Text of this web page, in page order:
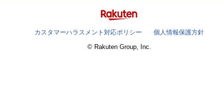
カスタマーハラスメント対応ポリシー
個人情報保護方針
© Rakuten Group, Inc.